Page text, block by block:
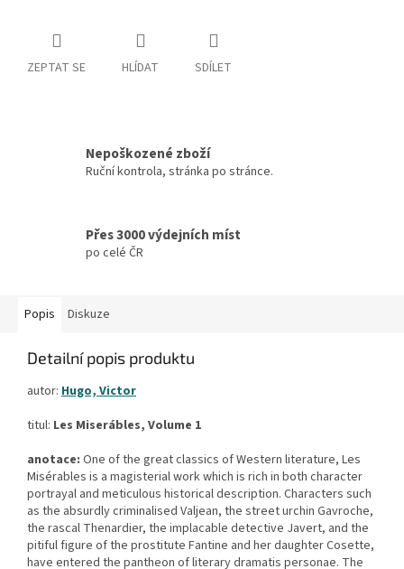
ZEPTAT SE HLÍDAT SDÍLET
Nepoškozené zboží
Ruční kontrola, stránka po stránce.
Přes 3000 výdejních míst
po celé ČR
Popis Diskuze
Detailní popis produktu
autor: Hugo, Victor
titul: Les Miserábles, Volume 1
anotace: One of the great classics of Western literature, Les
Misérables is a magisterial work which is rich in both character
portrayal and meticulous historical description. Characters such
as the absurdly criminalised Valjean, the street urchin Gavroche,
the rascal Thenardier, the implacable detective Javert, and the
pitiful figure of the prostitute Fantine and her daughter Cosette,
have entered the pantheon of literary dramatis personae. The